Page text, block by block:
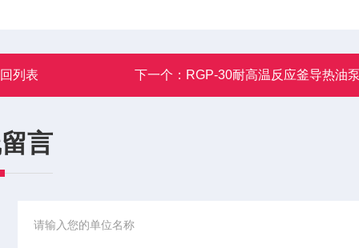
列表 下一个： RGP-30耐高温反应釜导热油
言